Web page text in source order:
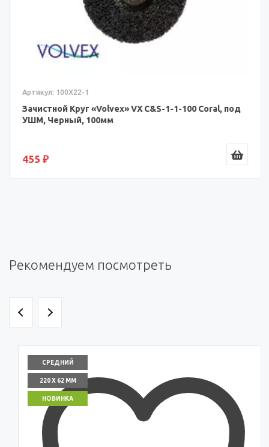
Артикул: 100Х22-1
Зачистной Круг «Volvex» VX C&S-1-1-100 Coral, под
УШМ, Черный, 100мм
455 ₽
Рекомендуем посмотреть
СРЕДНИЙ
220 X 62 ММ
НОВИНКА